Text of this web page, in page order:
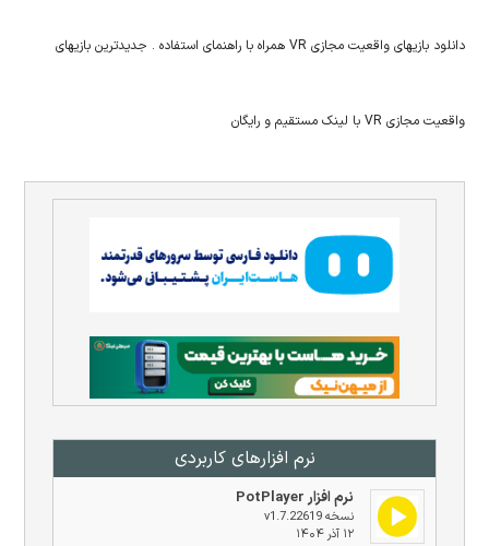
نرم افزار‌های کاربردی
نرم افزار PotPlayer
نسخه v1.7.22619
۱۲ آذر ۱۴۰۴
دانلود بازیهای واقعیت مجازی VR همراه با راهنمای استفاده . جدیدترین بازیهای
واقعیت مجازی VR با لینک مستقیم و رایگان